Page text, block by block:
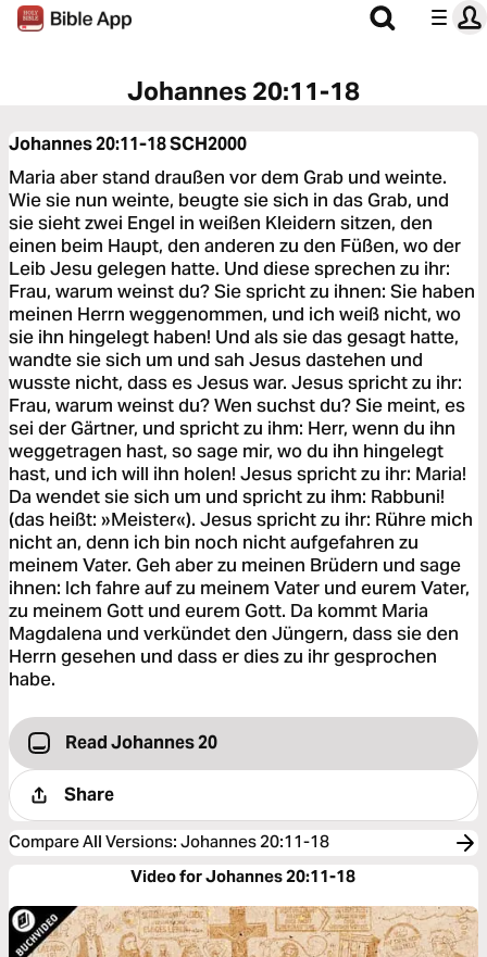
Johannes 20:11-18
Johannes 20:11-18SCH2000
Maria aber stand draußen vor dem Grab und weinte.
Wie sie nun weinte, beugte sie sich in das Grab, und
sie sieht zwei Engel in weißen Kleidern sitzen, den
einen beim Haupt, den anderen zu den Füßen, wo der
Leib Jesu gelegen hatte. Und diese sprechen zu ihr:
Frau, warum weinst du? Sie spricht zu ihnen: Sie haben
meinen Herrn weggenommen, und ich weiß nicht, wo
sie ihn hingelegt haben! Und als sie das gesagt hatte,
wandte sie sich um und sah Jesus dastehen und
wusste nicht, dass es Jesus war. Jesus spricht zu ihr:
Frau, warum weinst du? Wen suchst du? Sie meint, es
sei der Gärtner, und spricht zu ihm: Herr, wenn du ihn
weggetragen hast, so sage mir, wo du ihn hingelegt
hast, und ich will ihn holen! Jesus spricht zu ihr: Maria!
Da wendet sie sich um und spricht zu ihm: Rabbuni!
(das heißt: »Meister«). Jesus spricht zu ihr: Rühre mich
nicht an, denn ich bin noch nicht aufgefahren zu
meinem Vater. Geh aber zu meinen Brüdern und sage
ihnen: Ich fahre auf zu meinem Vater und eurem Vater,
zu meinem Gott und eurem Gott. Da kommt Maria
Magdalena und verkündet den Jüngern, dass sie den
Herrn gesehen und dass er dies zu ihr gesprochen
habe.
Read Johannes 20
Share
Compare All Versions: Johannes 20:11-18
Video for Johannes 20:11-18